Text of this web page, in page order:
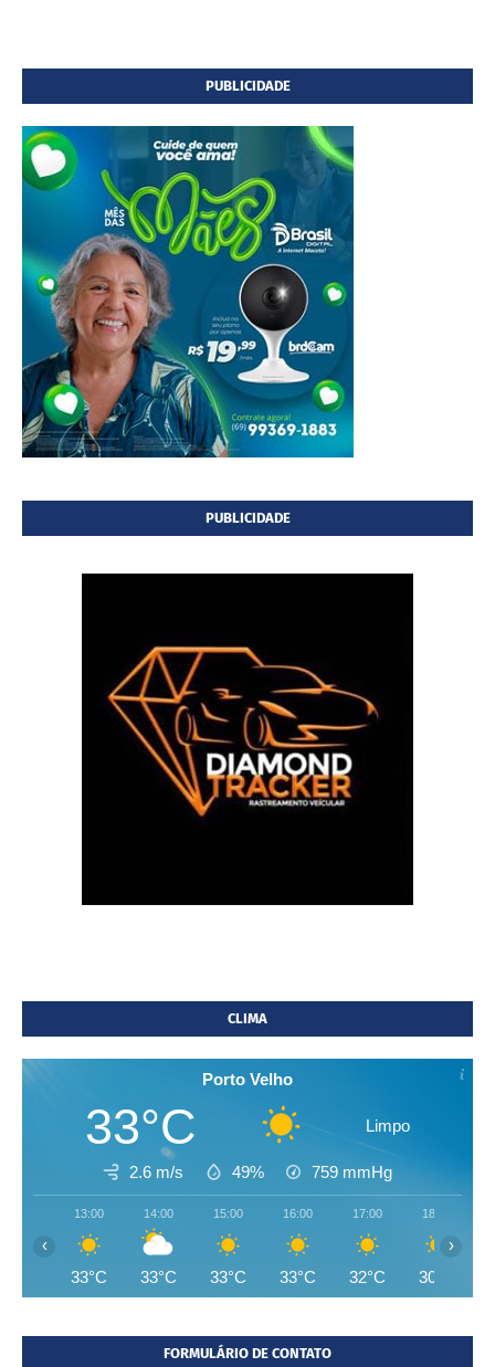
PUBLICIDADE
PUBLICIDADE
CLIMA
Porto Velho
33°C Limpo
2.6 m/s 49% 759 mmHg
13:00
33°C
14:00
33°C
15:00
33°C
16:00
33°C
17:00
32°C
18:00
30°C
‹ ›
FORMULÁRIO DE CONTATO